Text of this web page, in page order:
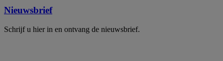
Nieuwsbrief
Schrijf u hier in en ontvang de nieuwsbrief.